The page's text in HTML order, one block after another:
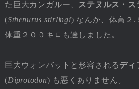
た巨大カンガルー、
ステヌルス・ス
(Sthenurus stirlingi) なんか、体高２.
体重２００キロも達しました。
巨大ウォンバットと形容される ディ
(Diprotodon) も悪くありません。